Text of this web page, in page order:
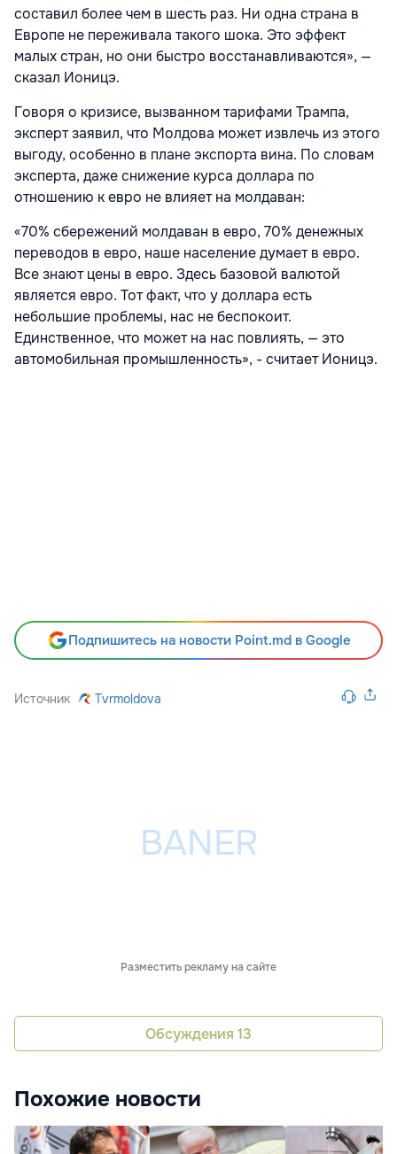
составил более чем в шесть раз. Ни одна страна в
Европе не переживала такого шока. Это эффект
малых стран, но они быстро восстанавливаются», —
сказал Ионицэ.
Говоря о кризисе, вызванном тарифами Трампа,
эксперт заявил, что Молдова может извлечь из этого
выгоду, особенно в плане экспорта вина. По словам
эксперта, даже снижение курса доллара по
отношению к евро не влияет на молдаван:
«70% сбережений молдаван в евро, 70% денежных
переводов в евро, наше население думает в евро.
Все знают цены в евро. Здесь базовой валютой
является евро. Тот факт, что у доллара есть
небольшие проблемы, нас не беспокоит.
Единственное, что может на нас повлиять, — это
автомобильная промышленность», - считает Ионицэ.
Подпишитесь на новости Point.md в Google
Источник Tvrmoldova
Разместить рекламу на сайте
Обсуждения 13
Похожие новости